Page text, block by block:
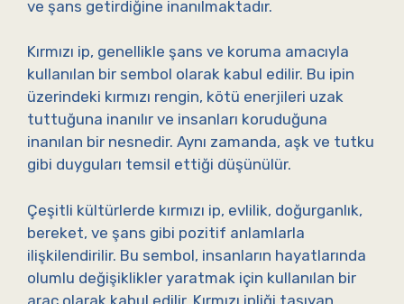
ve şans getirdiğine inanılmaktadır.
Kırmızı ip, genellikle şans ve koruma amacıyla
kullanılan bir sembol olarak kabul edilir. Bu ipin
üzerindeki kırmızı rengin, kötü enerjileri uzak
tuttuğuna inanılır ve insanları koruduğuna
inanılan bir nesnedir. Aynı zamanda, aşk ve tutku
gibi duyguları temsil ettiği düşünülür.
Çeşitli kültürlerde kırmızı ip, evlilik, doğurganlık,
bereket, ve şans gibi pozitif anlamlarla
ilişkilendirilir. Bu sembol, insanların hayatlarında
olumlu değişiklikler yaratmak için kullanılan bir
araç olarak kabul edilir. Kırmızı ipliği taşıyan